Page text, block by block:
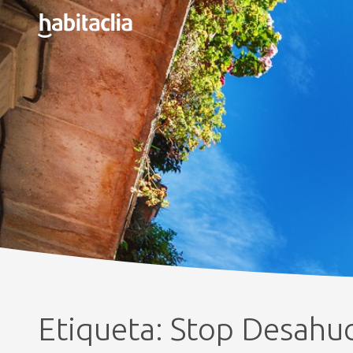
Etiqueta: Stop